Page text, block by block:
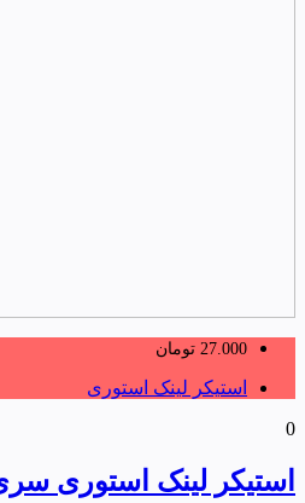
27.000 تومان
استیکر لینک استوری
0
استیکر لینک استوری سری